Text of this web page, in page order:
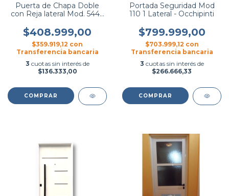
Puerta de Chapa Doble
con Reja lateral Mod. 544 -
$408.999,00
$359.919,12 con
Transferencia bancaria
3 cuotas sin interés de
$136.333,00
COMPRAR
Portada Seguridad Mod
110 1 Lateral - Occhipinti
$799.999,00
$703.999,12 con
Transferencia bancaria
3 cuotas sin interés de
$266.666,33
COMPRAR